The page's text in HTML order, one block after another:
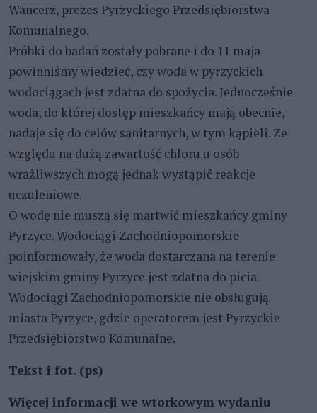
Wancerz, prezes Pyrzyckiego Przedsiębiorstwa
Komunalnego.
Próbki do badań zostały pobrane i do 11 maja
powinniśmy wiedzieć, czy woda w pyrzyckich
wodociągach jest zdatna do spożycia. Jednocześnie
woda, do której dostęp mieszkańcy mają obecnie,
nadaje się do celów sanitarnych, w tym kąpieli. Ze
względu na dużą zawartość chloru u osób
wrażliwszych mogą jednak wystąpić reakcje
uczuleniowe.
O wodę nie muszą się martwić mieszkańcy gminy
Pyrzyce. Wodociągi Zachodniopomorskie
poinformowały, że woda dostarczana na terenie
wiejskim gminy Pyrzyce jest zdatna do picia.
Wodociągi Zachodniopomorskie nie obsługują
miasta Pyrzyce, gdzie operatorem jest Pyrzyckie
Przedsiębiorstwo Komunalne.
Tekst i fot. (ps)
Więcej informacji we wtorkowym wydaniu